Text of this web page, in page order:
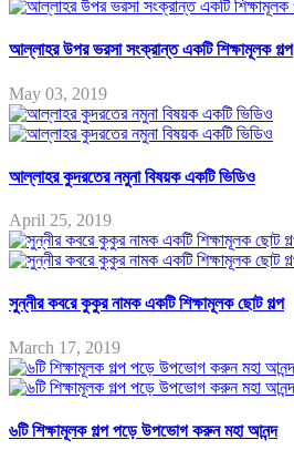
আল্লাহর উপর ভরসা সংক্রান্ত একটি শিক্ষামূলক গল্প
May 03, 2019
আল্লাহর কুদরতের নমুনা বিষয়ক একটি ভিডিও
April 25, 2019
সুন্নীর কবরে কুকুর নামক একটি শিক্ষামূলক ছোট গল্প
March 17, 2019
৬টি শিক্ষামূলক গল্প পড়ে উপভোগ করুন মহা আনন্দ